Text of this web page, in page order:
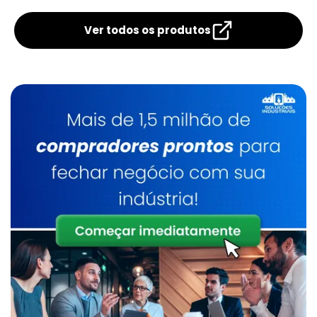
Caldeira A Óleo
Manutenção De Caldeiras A Gás Sp
Caldeira De Fluido Térmico
Limpeza Química De Caldeiras
Manutenção De Caldeiras A Gasóleo Sp
Caldeiraria
Manutenção De Caldeiras E Aquecedores Sp
Montagem De
Caldeiras Gás Roca
Montagem De
Caldeiras
Ver todos os produtos